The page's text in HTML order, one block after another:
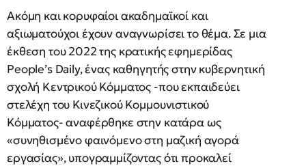
Ακόμη και κορυφαίοι ακαδημαϊκοί και
αξιωματούχοι έχουν αναγνωρίσει το θέμα. Σε μια
έκθεση του 2022 της κρατικής εφημερίδας
People’s Daily, ένας καθηγητής στην κυβερνητική
σχολή Κεντρικού Κόμματος -που εκπαιδεύει
στελέχη του Κινεζικού Κομμουνιστικού
Κόμματος- αναφέρθηκε στην κατάρα ως
«συνηθισμένο φαινόμενο στη μαζική αγορά
εργασίας», υπογραμμίζοντας ότι προκαλεί